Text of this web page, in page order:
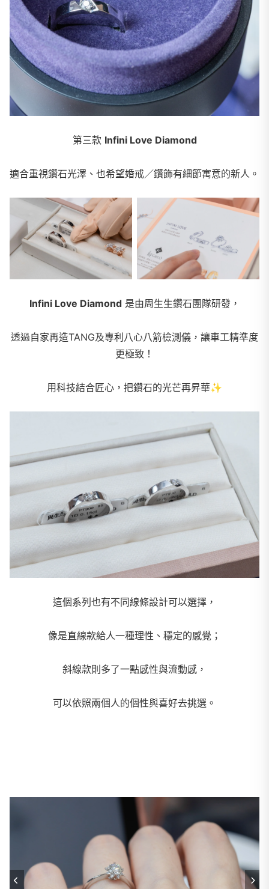
第三款 Infini Love Diamond
適合重視鑽石光澤、也希望婚戒／鑽飾有細節寓意的新人。
Infini Love Diamond是由周生生鑽石團隊研發，
透過自家再造TANG及專利八心八箭檢測儀，讓車工精準度
更極致！
用科技結合匠心，把鑽石的光芒再昇華✨
這個系列也有不同線條設計可以選擇，
像是直線款給人一種理性、穩定的感覺；
斜線款則多了一點感性與流動感，
可以依照兩個人的個性與喜好去挑選。